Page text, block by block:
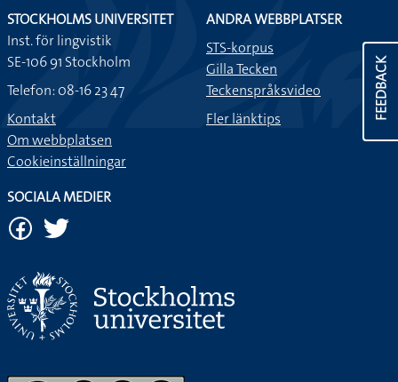
FEEDBACK
STOCKHOLMS UNIVERSITET
Inst. för lingvistik
SE-106 91 Stockholm
Telefon: 08-16 23 47
Kontakt
Om webbplatsen
Cookieinställningar
ANDRA WEBBPLATSER
STS-korpus
Gilla Tecken
Teckenspråksvideo
Fler länktips
SOCIALA MEDIER